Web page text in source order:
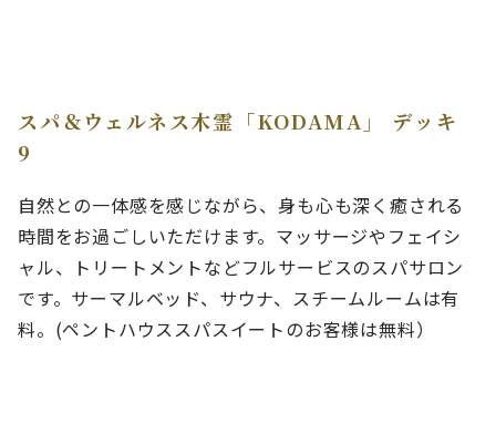
スパ＆ウェルネス木霊「KODAMA」 デッキ
9
自然との一体感を感じながら、身も心も深く癒される
時間をお過ごしいただけます。マッサージやフェイシ
ャル、トリートメントなどフルサービスのスパサロン
です。サーマルベッド、サウナ、スチームルームは有
料。(ペントハウススパスイートのお客様は無料）